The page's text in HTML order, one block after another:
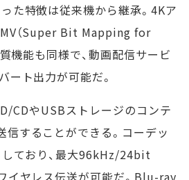
た特徴は従来機から継承。4Kア
（Super Bit Mapping for
機能も同様で、動画配信サービ
ート出力が可能だ。
CDやUSBストレージのコンテ
信することができる。コーデッ
ており、最大96kHz/24bit
イヤレス伝送が可能だ。Blu-ray